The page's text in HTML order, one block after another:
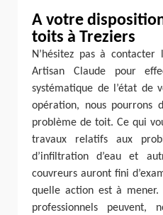
A votre
toits à Treziers
N’hésitez pas à contacter
Artisan Claude pour
systématique de l’état de
opération, nous pourrons
problème de toit. Ce qui
travaux relatifs aux
d’infiltration d’eau et
couvreurs auront fini
quelle action est à mener.
professionnels peuvent,